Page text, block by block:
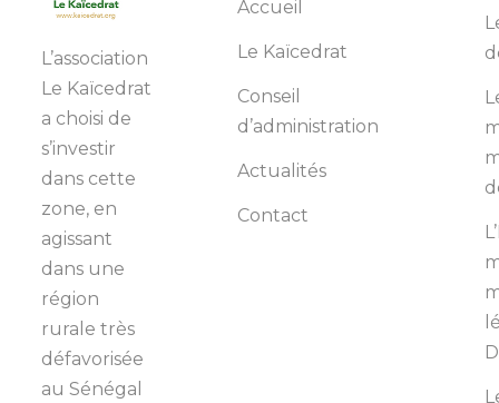
L’association
Le Kaïcedrat
a choisi de
s’investir
dans cette
zone, en
agissant
dans une
région
rurale très
défavorisée
au Sénégal
Accueil
Le Kaïcedrat
Conseil
d’administration
Actualités
Contact